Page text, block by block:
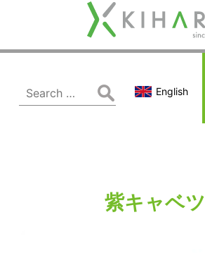
木
原
製
Search
for:
English
紫キャベツ